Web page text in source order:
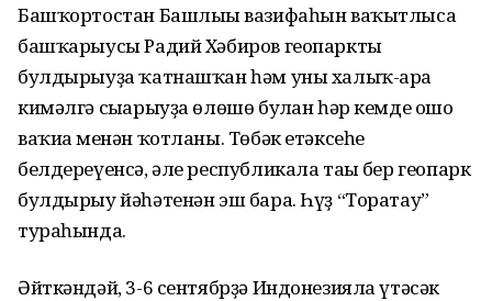
Башҡортостан Башлығы вазифаһын ваҡытлыса
башҡарыусы Радий Хәбиров геопаркты
булдырыуҙа ҡатнашҡан һәм уны халыҡ-ара
кимәлгә сығарыуҙа өлөшө булған һәр кемде ошо
ваҡиға менән ҡотланы. Төбәк етәксеһе
белдереүенсә, әле республикала тағы бер геопарк
булдырыу йәһәтенән эш бара. Һүҙ “Торатау”
тураһында.
Әйткәндәй, 3-6 сентябрҙә Индонезияла үтәсәк